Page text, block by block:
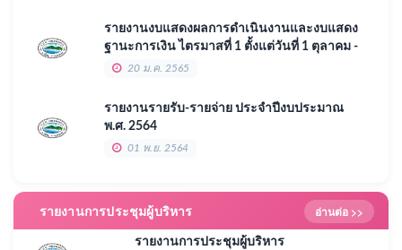
รายงานงบแสดงผลการดำเนินงานและงบแสดง
ฐานะการเงิน ไตรมาสที่ 1 ตั้งแต่วันที่ 1 ตุลาคม -
31 ธันวาคม 2564 ประจำปีงบประมาณ 2565
20 ม.ค. 2565
รายงานรายรับ-รายจ่าย ประจำปีงบประมาณ
พ.ศ. 2564
01 พ.ย. 2564
รายงานการประชุมผู้บริหาร อ่านต่อ >>
รายงานการประชุมผู้บริหาร